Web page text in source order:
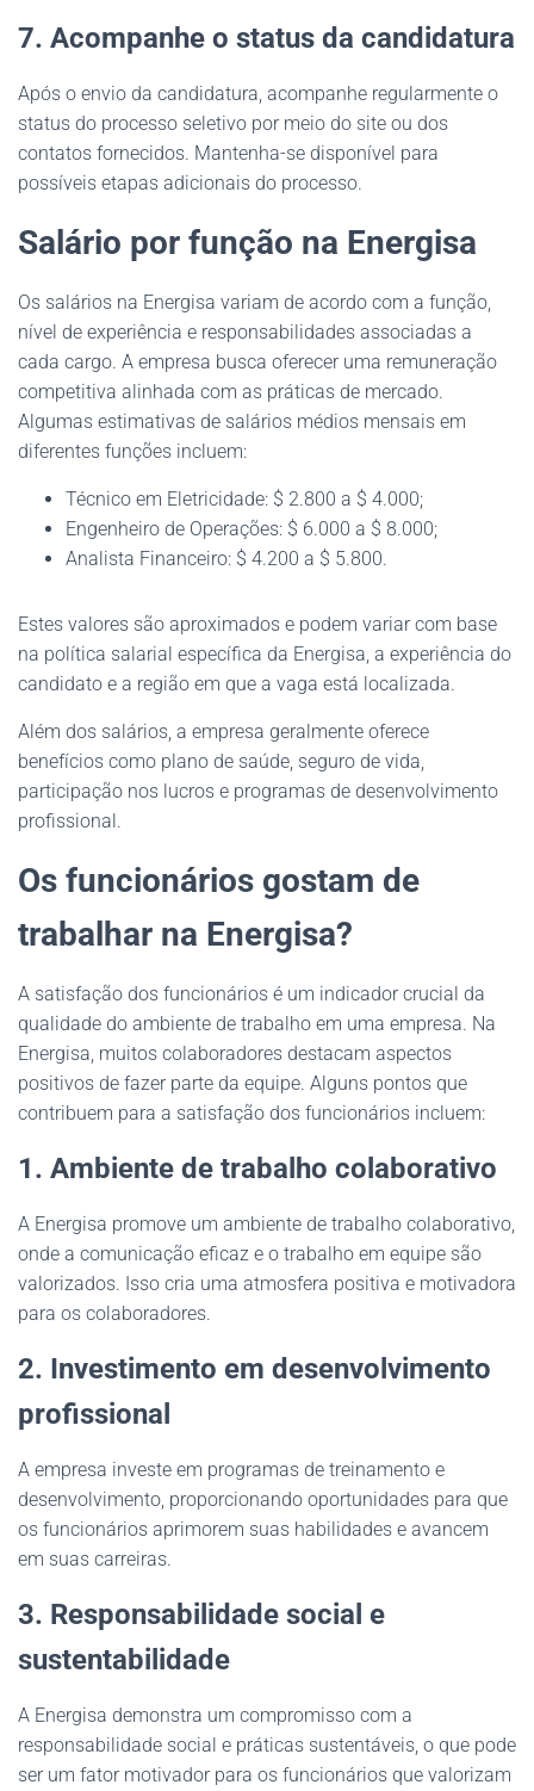
7. Acompanhe o status da candidatura
Após o envio da candidatura, acompanhe regularmente o
status do processo seletivo por meio do site ou dos
contatos fornecidos. Mantenha-se disponível para
possíveis etapas adicionais do processo.
Salário por função na Energisa
Os salários na Energisa variam de acordo com a função,
nível de experiência e responsabilidades associadas a
cada cargo. A empresa busca oferecer uma remuneração
competitiva alinhada com as práticas de mercado.
Algumas estimativas de salários médios mensais em
diferentes funções incluem:
Técnico em Eletricidade: $ 2.800 a $ 4.000;
Engenheiro de Operações: $ 6.000 a $ 8.000;
Analista Financeiro: $ 4.200 a $ 5.800.
Estes valores são aproximados e podem variar com base
na política salarial específica da Energisa, a experiência do
candidato e a região em que a vaga está localizada.
Além dos salários, a empresa geralmente oferece
benefícios como plano de saúde, seguro de vida,
participação nos lucros e programas de desenvolvimento
profissional.
Os funcionários gostam de
trabalhar na Energisa?
A satisfação dos funcionários é um indicador crucial da
qualidade do ambiente de trabalho em uma empresa. Na
Energisa, muitos colaboradores destacam aspectos
positivos de fazer parte da equipe. Alguns pontos que
contribuem para a satisfação dos funcionários incluem:
1. Ambiente de trabalho colaborativo
A Energisa promove um ambiente de trabalho colaborativo,
onde a comunicação eficaz e o trabalho em equipe são
valorizados. Isso cria uma atmosfera positiva e motivadora
para os colaboradores.
2. Investimento em desenvolvimento
profissional
A empresa investe em programas de treinamento e
desenvolvimento, proporcionando oportunidades para que
os funcionários aprimorem suas habilidades e avancem
em suas carreiras.
3. Responsabilidade social e
sustentabilidade
A Energisa demonstra um compromisso com a
responsabilidade social e práticas sustentáveis, o que pode
ser um fator motivador para os funcionários que valorizam